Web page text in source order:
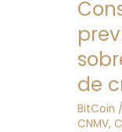
de
BitCoin /
CNMV,
previa
de
la
CNMV
sobre